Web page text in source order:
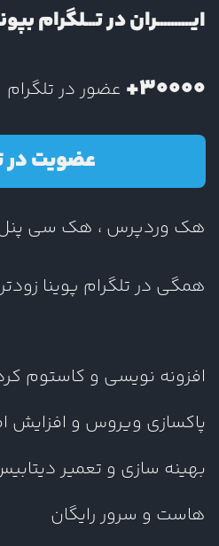
ایــــــــــران در تـــلگرام
30000+ عضور در تلگرام
عضویت در
هک وردپرس ، هک سی
همگی در تلگرام پوینا
افزونه نویسی و کاستوم
پاکسازی ویروس و افزایش
بهینه سازی و تعمیر
هاست و سرور رایگان